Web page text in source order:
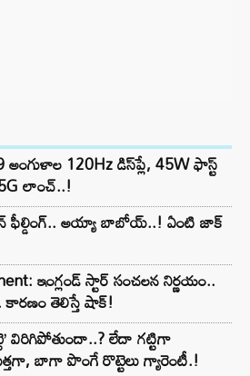
120Hz డిస్‌ప్లే, 45W ఫాస్ట్
లాంచ్..!
ఫీల్డింగ్.. అయ్యా బాబోయ్..! ఏంటి జాక్
ఇంగ్లండ్ స్టార్ సంచలన నిర్ణయం..
కారణం తెలిస్తే షాక్!
విరిగిపోతుందా..? లేదా గట్టిగా
బాగా పొంగే రొట్టెలు గ్యారెంటీ.!